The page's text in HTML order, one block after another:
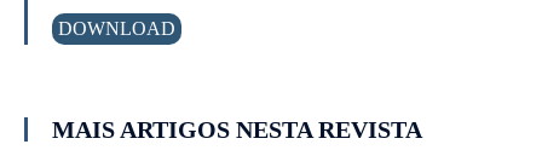
DOWNLOAD
MAIS ARTIGOS NESTA REVISTA